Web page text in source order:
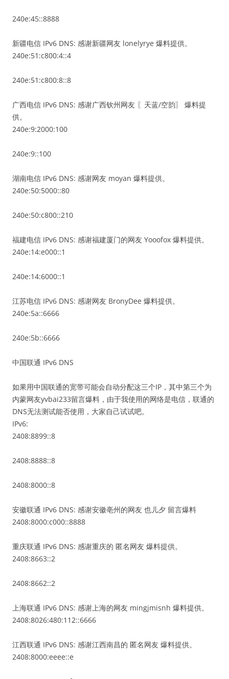
240e:45::8888
新疆电信 IPv6 DNS: 感谢新疆网友 lonelyrye 爆料提供。
240e:51:c800:4::4
240e:51:c800:8::8
广西电信 IPv6 DNS: 感谢广西钦州网友 〖天蓝/空韵〗 爆料提
供。
240e:9:2000:100
240e:9::100
湖南电信 IPv6 DNS: 感谢网友 moyan 爆料提供。
240e:50:5000::80
240e:50:c800::210
福建电信 IPv6 DNS: 感谢福建厦门的网友 Yooofox 爆料提供。
240e:14:e000::1
240e:14:6000::1
江苏电信 IPv6 DNS: 感谢网友 BronyDee 爆料提供。
240e:5a::6666
240e:5b::6666
中国联通 IPv6 DNS
如果用中国联通的宽带可能会自动分配这三个IP，其中第三个为
内蒙网友yvbai233留言爆料，由于我使用的网络是电信，联通的
DNS无法测试能否使用，大家自己试试吧。
IPv6:
2408:8899::8
2408:8888::8
2408:8000::8
安徽联通 IPv6 DNS: 感谢安徽亳州的网友 也儿夕 留言爆料
2408:8000:c000::8888
重庆联通 IPv6 DNS: 感谢重庆的 匿名网友 爆料提供。
2408:8663::2
2408:8662::2
上海联通 IPv6 DNS: 感谢上海的网友 mingjmisnh 爆料提供。
2408:8026:480:112::6666
江西联通 IPv6 DNS: 感谢江西南昌的 匿名网友 爆料提供。
2408:8000:eeee::e